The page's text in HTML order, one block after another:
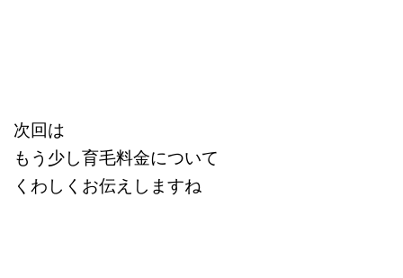
次回は
もう少し育毛料金について
くわしくお伝えしますね